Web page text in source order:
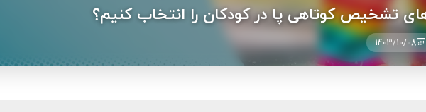
تشخیص کوتاهی پا در کودکان را انتخاب کنیم؟
1403/10/08